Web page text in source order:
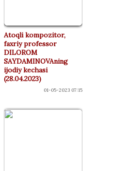
Atoqli kompozitor,
faxriy professor
DILOROM
SAYDAMINOVAning
ijodiy kechasi
(28.04.2023)
01-05-2023 07:15